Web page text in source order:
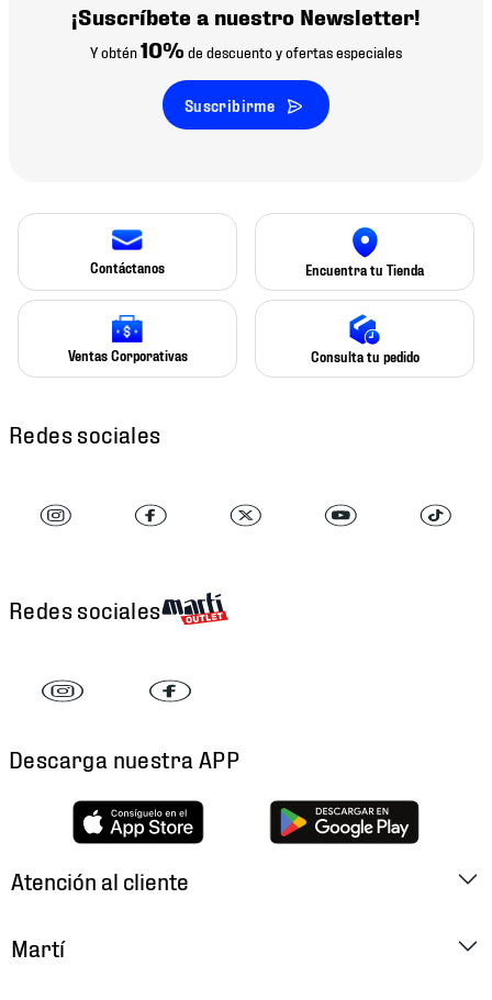
¡Suscríbete a nuestro Newsletter!
Y obtén10% de descuento y ofertas especiales
Suscribirme
Contáctanos Encuentra tu Tienda
Ventas Corporativas Consulta tu pedido
Redes sociales
Redes sociales
Descarga nuestra APP
Atención al cliente
Martí